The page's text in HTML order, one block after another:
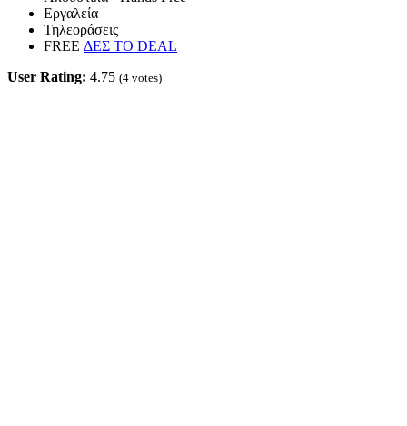
Εργαλεία
Τηλεοράσεις
FREE ΔΕΣ ΤΟ DEAL
User Rating: 4.75 (4 votes)